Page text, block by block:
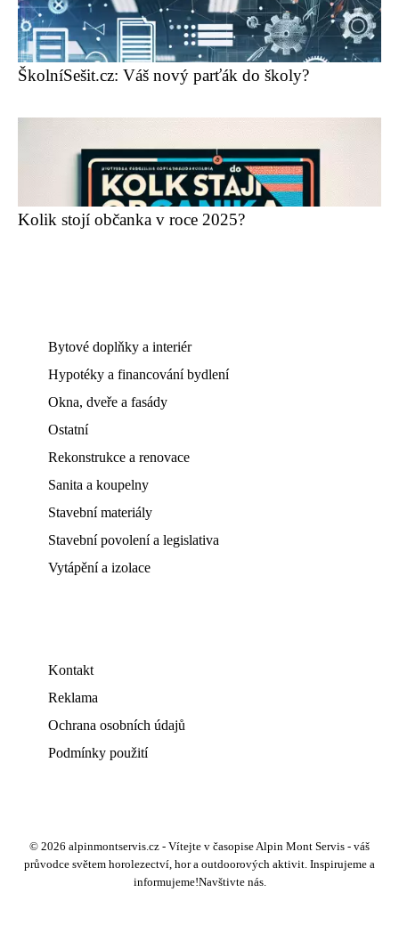
ŠkolníSešit.cz: Váš nový parťák do školy?
Kolik stojí občanka v roce 2025?
Bytové doplňky a interiér
Hypotéky a financování bydlení
Okna, dveře a fasády
Ostatní
Rekonstrukce a renovace
Sanita a koupelny
Stavební materiály
Stavební povolení a legislativa
Vytápění a izolace
Kontakt
Reklama
Ochrana osobních údajů
Podmínky použití
© 2026 alpinmontservis.cz - Vítejte v časopise Alpin Mont Servis - váš
průvodce světem horolezectví, hor a outdoorových aktivit. Inspirujeme a
informujeme!Navštivte nás.